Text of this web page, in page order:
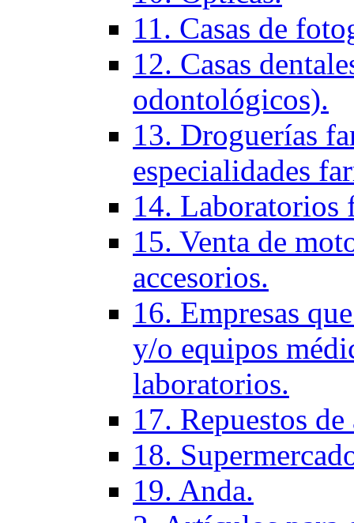
11. Casas de
12. Casas
odontológicos).
13. Droguerías
especialidades
14. Laboratorios
15. Venta de
accesorios.
16. Empresas
y/o equipos
laboratorios.
17. Repuestos
18.
19. Anda.